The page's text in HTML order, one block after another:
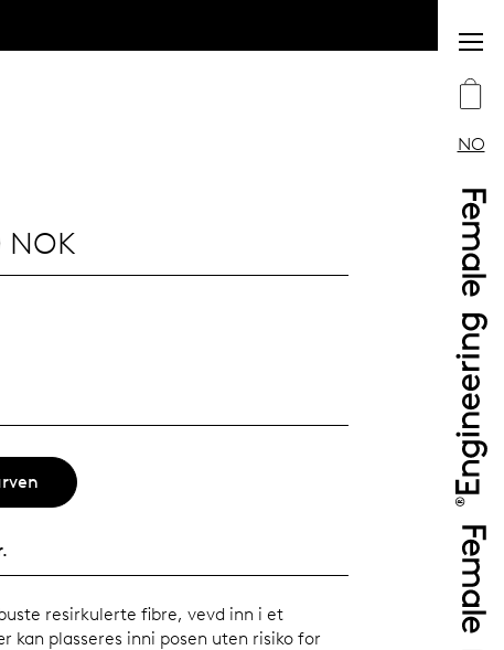
NO
NOK
resirkulerte fibre, vevd inn i et
plasseres inni posen uten risiko for